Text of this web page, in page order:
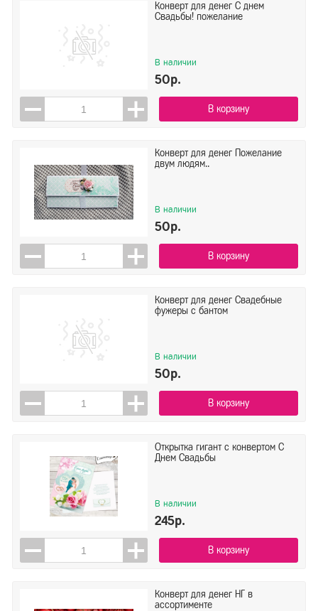
Конверт для денег С днем
Свадьбы! пожелание
В наличии
50р.
В корзину
Конверт для денег Пожелание
двум людям..
В наличии
50р.
В корзину
Конверт для денег Свадебные
фужеры с бантом
В наличии
50р.
В корзину
Открытка гигант с конвертом С
Днем Свадьбы
В наличии
245р.
В корзину
Конверт для денег НГ в
ассортименте